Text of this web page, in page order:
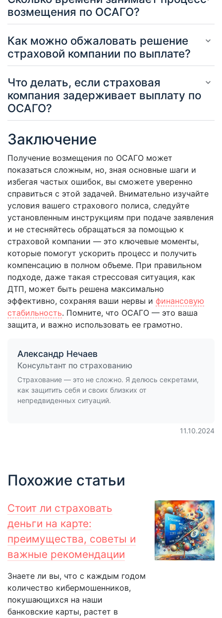
возмещения по ОСАГО?
Как можно обжаловать решение
страховой компании по выплате?
Что делать, если страховая
компания задерживает выплату по
ОСАГО?
Заключение
Получение возмещения по ОСАГО может
показаться сложным, но, зная основные шаги и
избегая частых ошибок, вы сможете уверенно
справиться с этой задачей. Внимательно изучайте
условия вашего страхового полиса, следуйте
установленным инструкциям при подаче заявления
и не стесняйтесь обращаться за помощью к
страховой компании — это ключевые моменты,
которые помогут ускорить процесс и получить
компенсацию в полном объеме. При правильном
подходе, даже такая стрессовая ситуация, как
ДТП, может быть решена максимально
эффективно, сохраняя ваши нервы и финансовую
стабильность. Помните, что ОСАГО — это ваша
защита, и важно использовать ее грамотно.
Александр Нечаев
Консультант по страхованию
Страхование — это не сложно. Я делюсь секретами,
как защитить себя и своих близких от
непредвиденных ситуаций.
11.10.2024
Похожие статьи
Стоит ли страховать
деньги на карте:
преимущества, советы и
важные рекомендации
Знаете ли вы, что с каждым годом
количество кибермошенников,
покушающихся на наши
банковские карты, растет в